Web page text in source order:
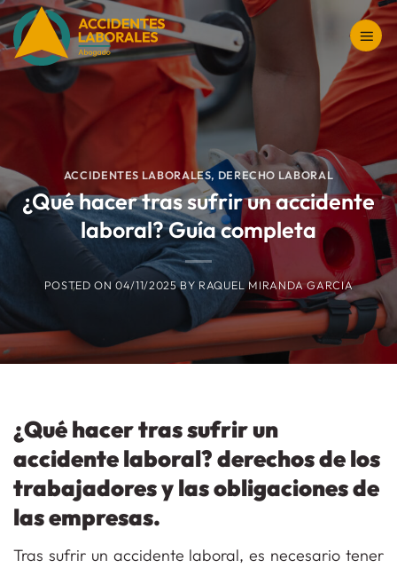
Saltar
al
contenido
ACCIDENTES LABORALES, DERECHO LABORAL
¿Qué hacer tras sufrir un accidente
laboral? Guía completa
POSTED ON04/11/2025 BY RAQUEL MIRANDA GARCIA
¿Qué hacer tras sufrir un
accidente laboral? derechos de los
trabajadores y las obligaciones de
las empresas.
Tras sufrir un accidente laboral, es necesario tener